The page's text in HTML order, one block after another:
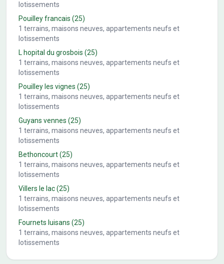
lotissements
Pouilley francais (25)
1 terrains, maisons neuves, appartements neufs et
lotissements
L hopital du grosbois (25)
1 terrains, maisons neuves, appartements neufs et
lotissements
Pouilley les vignes (25)
1 terrains, maisons neuves, appartements neufs et
lotissements
Guyans vennes (25)
1 terrains, maisons neuves, appartements neufs et
lotissements
Bethoncourt(25)
1 terrains, maisons neuves, appartements neufs et
lotissements
Villers le lac(25)
1 terrains, maisons neuves, appartements neufs et
lotissements
Fournets luisans (25)
1 terrains, maisons neuves, appartements neufs et
lotissements